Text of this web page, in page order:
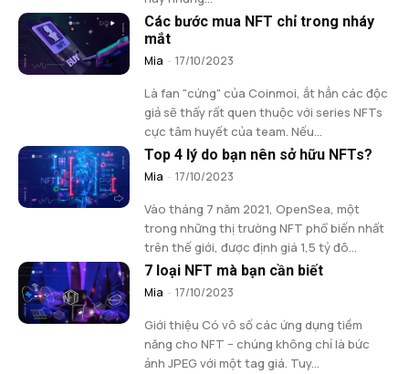
Các bước mua NFT chỉ trong nháy
mắt
Mia - 17/10/2023
Là fan "cứng" của Coinmoi, ắt hẳn các độc
giả sẽ thấy rất quen thuộc với series NFTs
cực tâm huyết của team. Nếu...
Top 4 lý do bạn nên sở hữu NFTs?
Mia - 17/10/2023
Vào tháng 7 năm 2021, OpenSea, một
trong những thị trường NFT phổ biến nhất
trên thế giới, được định giá 1,5 tỷ đô...
7 loại NFT mà bạn cần biết
Mia - 17/10/2023
Giới thiệu Có vô số các ứng dụng tiềm
năng cho NFT – chúng không chỉ là bức
ảnh JPEG với một tag giá. Tuy...